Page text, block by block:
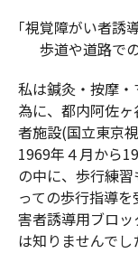
｢視覚障がい者誘
歩道や道路で
私は鍼灸・按摩
為に、都内阿佐
者施設(国立東京
1969年４月から
の中に、歩行練
っての歩行指導
害者誘導用ブロ
は知りませんでし